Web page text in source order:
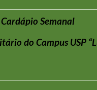
Cardápio Semanal
do Campus USP